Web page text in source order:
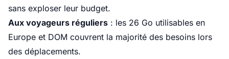
sans exploser leur budget.
Aux voyageurs réguliers : les 26 Go utilisables en
Europe et DOM couvrent la majorité des besoins lors
des déplacements.